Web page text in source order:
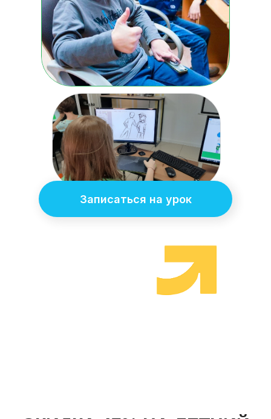
Записаться на урок